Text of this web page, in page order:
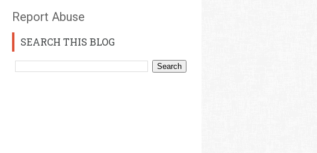
Report Abuse
SEARCH THIS BLOG